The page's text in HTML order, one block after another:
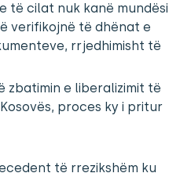
të cilat nuk kanë mundësi
verifikojnë të dhënat e
rrjedhimisht të
zbatimin e liberalizimit të
proces ky i pritur
të rrezikshëm ku